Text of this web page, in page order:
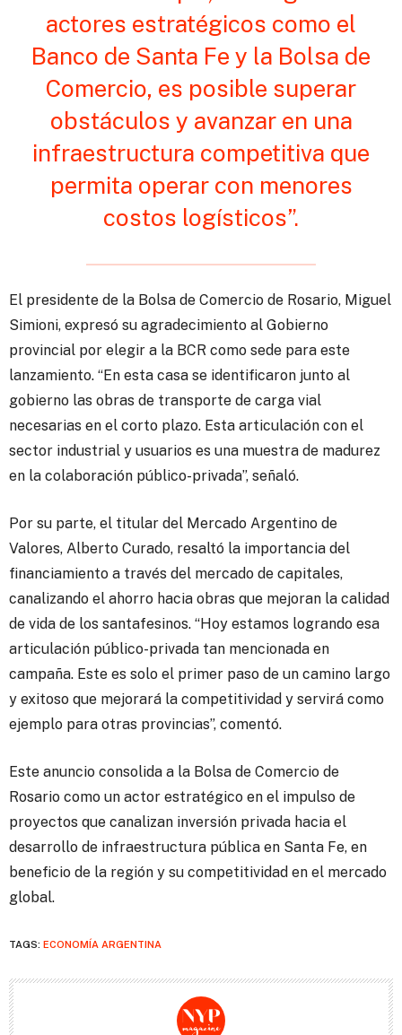
actores estratégicos como el
Banco de Santa Fe y la Bolsa de
Comercio, es posible superar
obstáculos y avanzar en una
infraestructura competitiva que
permita operar con menores
costos logísticos”.
El presidente de la Bolsa de Comercio de Rosario, Miguel
Simioni, expresó su agradecimiento al Gobierno
provincial por elegir a la BCR como sede para este
lanzamiento. “En esta casa se identificaron junto al
gobierno las obras de transporte de carga vial
necesarias en el corto plazo. Esta articulación con el
sector industrial y usuarios es una muestra de madurez
en la colaboración público-privada”, señaló.
Por su parte, el titular del Mercado Argentino de
Valores, Alberto Curado, resaltó la importancia del
financiamiento a través del mercado de capitales,
canalizando el ahorro hacia obras que mejoran la calidad
de vida de los santafesinos. “Hoy estamos logrando esa
articulación público-privada tan mencionada en
campaña. Este es solo el primer paso de un camino largo
y exitoso que mejorará la competitividad y servirá como
ejemplo para otras provincias”, comentó.
Este anuncio consolida a la Bolsa de Comercio de
Rosario como un actor estratégico en el impulso de
proyectos que canalizan inversión privada hacia el
desarrollo de infraestructura pública en Santa Fe, en
beneficio de la región y su competitividad en el mercado
global.
TAGS: ECONOMÍA ARGENTINA